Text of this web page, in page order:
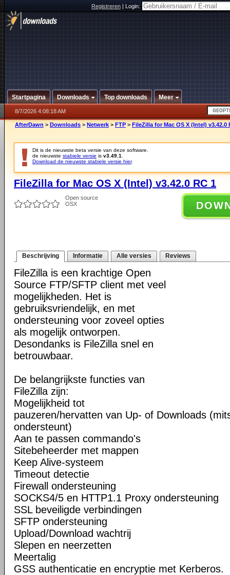
Registreren|Login:
Startpagina Downloads Top downloads Meer
8/7/2026 4:08:18 AM
AfterDawn > Downloads > Netwerk > FTP > FileZilla for Mac OS X (Intel) v3.42.0
Dit is de nieuwste beta versie van deze software.
de nieuwste stabiele versie is v3.49.1
Download de nieuwste stabiele versie hier.
FileZilla for Mac OS X (Intel) v3.42.0 RC 1
Open source
OSX
Beschrijving Informatie Alle versies Reviews
FileZilla is een krachtige Open
Source FTP/SFTP client met veel
mogelijkheden. Het is
gebruiksvriendelijk, en met
ondersteuning voor zoveel opties
als mogelijk ontworpen.
Desondanks is FileZilla snel en
betrouwbaar.
De belangrijkste functies van
FileZilla zijn:
Mogelijkheid tot
pauzeren/hervatten van Up- of Downloads
ondersteunt)
Aan te passen commando's
Sitebeheerder met mappen
Keep Alive-systeem
Timeout detectie
Firewall ondersteuning
SOCKS4/5 en HTTP1.1 Proxy ondersteuning
SSL beveiligde verbindingen
SFTP ondersteuning
Upload/Download wachtrij
Slepen en neerzetten
Meertalig
GSS authenticatie en encryptie met Kerberos.